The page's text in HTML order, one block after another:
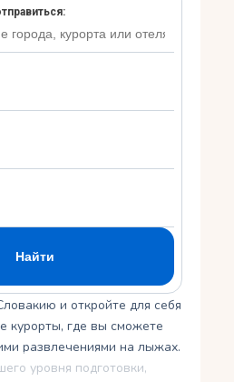
и откройте для себя
курорты, где вы сможете
развлечениями на лыжах.
уровня подготовки,